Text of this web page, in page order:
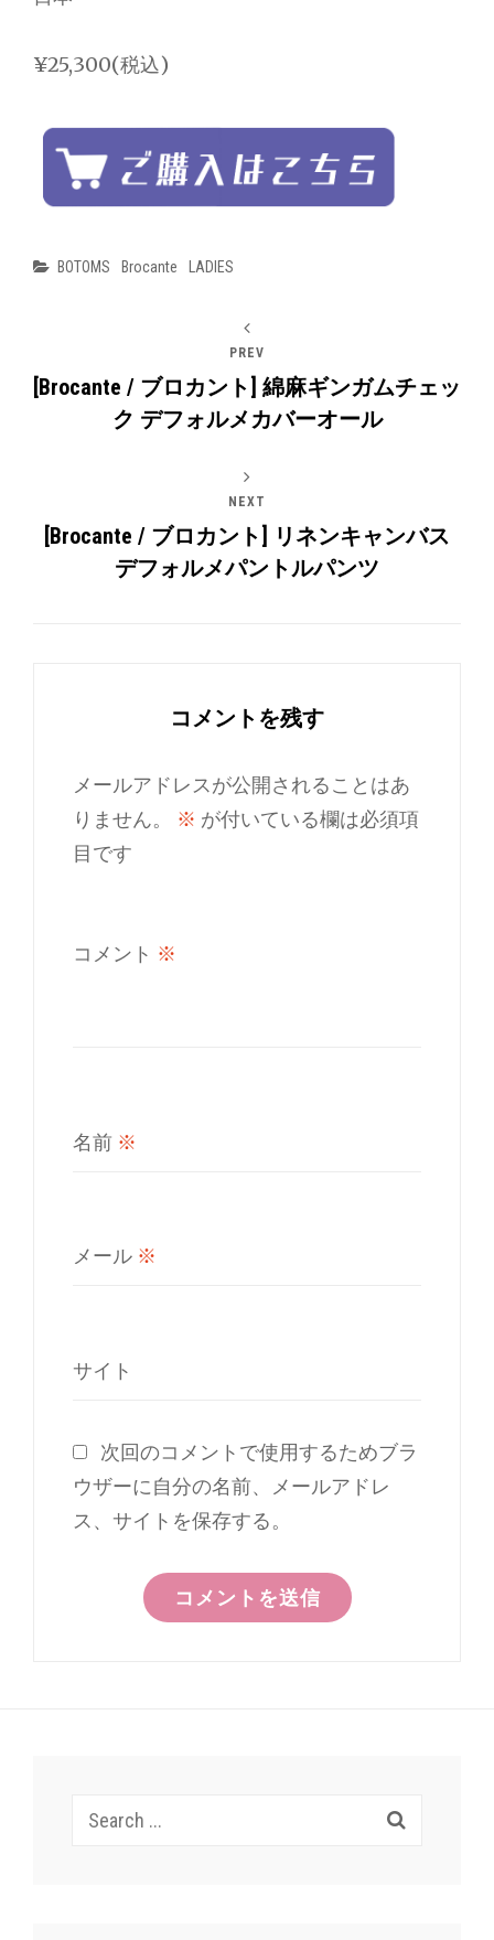
¥25,300(税込)
Categories
BOTOMS Brocante LADIES
PREV
[Brocante / ブロカント] 綿麻ギンガムチェッ
ク デフォルメカバーオール
NEXT
[Brocante / ブロカント] リネンキャンバス
デフォルメパントルパンツ
コメントを残す
メールアドレスが公開されることはあ
りません。
※ が付いている欄は必須項
目です
コメント ※
名前 ※
メール ※
サイト
次回のコメントで使用するためブラ
ウザーに自分の名前、メールアドレ
ス、サイトを保存する。
Search